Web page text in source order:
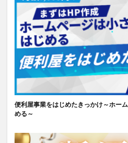
便利屋事業をはじめたきっかけ～ホー
める～